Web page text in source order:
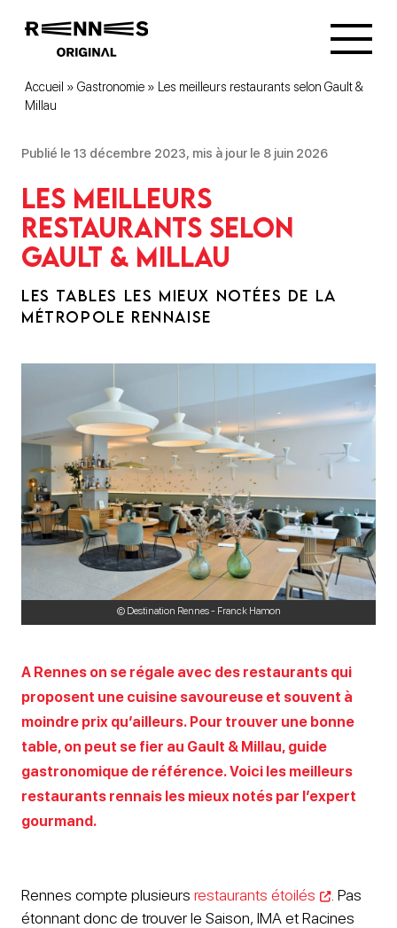
Accueil » Gastronomie »
Les meilleurs restaurants selon Gault &
Millau
Publié le 13 décembre 2023, mis à jour le 8 juin 2026
Les meilleurs
restaurants selon
Gault & Millau
LES TABLES LES MIEUX NOTÉES DE LA
MÉTROPOLE RENNAISE
© Destination Rennes - Franck Hamon
A Rennes on se régale avec des restaurants qui
proposent une cuisine savoureuse et souvent à
moindre prix qu’ailleurs. Pour trouver une bonne
table, on peut se fier au Gault & Millau, guide
gastronomique de référence. Voici les meilleurs
restaurants rennais les mieux notés par l’expert
gourmand.
Rennes compte plusieurs restaurants étoilés
. Pas
étonnant donc de trouver le Saison, IMA et Racines